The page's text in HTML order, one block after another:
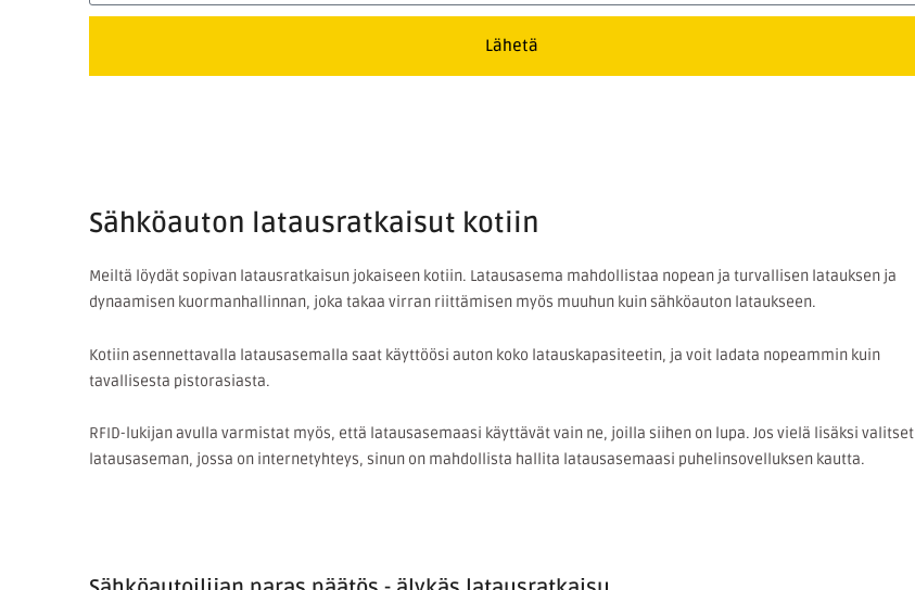
Lähetä
Sähköauton latausratkaisut kotiin
Meiltä löydät sopivan latausratkaisun jokaiseen kotiin. Latausasema mahdollistaa nopean ja turvallisen latauksen ja
dynaamisen kuormanhallinnan, joka takaa virran riittämisen myös muuhun kuin sähköauton lataukseen.
Kotiin asennettavalla latausasemalla saat käyttöösi auton koko latauskapasiteetin, ja voit ladata nopeammin kuin
tavallisesta pistorasiasta.
RFID-lukijan avulla varmistat myös, että latausasemaasi käyttävät vain ne, joilla siihen on lupa. Jos vielä lisäksi valitset
latausaseman, jossa on internetyhteys, sinun on mahdollista hallita latausasemaasi puhelinsovelluksen kautta.